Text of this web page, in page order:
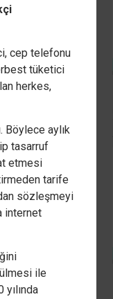
cep telefonu
tüketici
herkes,
Böylece aylık
tasarruf
etmesi
tarife
sözleşmeyi
internet
ile